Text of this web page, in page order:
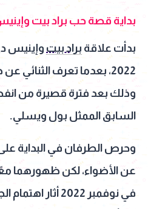
بداية قصة حب براد بيت
بدأت علاقة براد بيت وإينيس
2022، بعدما تعرف
وذلك بعد فترة قصيرة من
السابق الممثل بول ويسلي.
وحرص الطرفان في البداية على
عن الأضواء، لكن ظهورهما
في نوفمبر 2022